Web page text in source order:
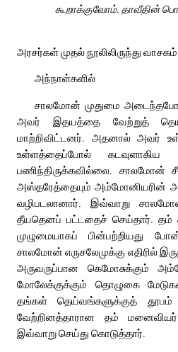
கூறாக்குவோம். தாவீதின்
அரசர்கள் முதல் நூலிலிருந்து வாசகம்
அந்நாள்களில்
சாலமோன் முதுமை
அவர் இதயத்தை வேற்றுத்
மாற்றிவிட்டனர். அதனால் அவர்
உள்ளத்தைப்போல் கடவுளாகிய
பணிந்திருக்கவில்லை. சாலமோன்
அஸ்தரேத்தையும் அம்மோனியரின்
வழிபடலானார். இவ்வாறு
தீயதெனப் பட்டதைச் செய்தார்.
முழுமையாகப் பின்பற்றியது
சாலமோன் எருசலேமுக்கு எதிரில்
அருவருப்பான கெமோசுக்கும்
மோலேக்குக்கும் தொழுகை
தங்கள் தெய்வங்களுக்குத் தூபம்
வேற்றினத்தாரான தம்
இவ்வாறு செய்து கொடுத்தார்.